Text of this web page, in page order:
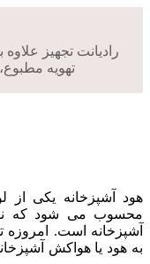
رادیانت تجهیز
تهویه
هود آشپزخانه یکی از
محسوب می شود که
آشپزخانه است.
به هود یا هواکش